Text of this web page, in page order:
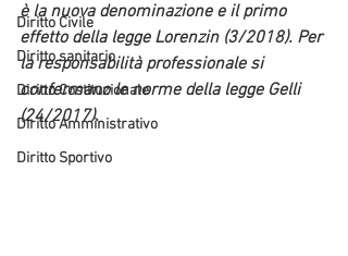
Diritto Civile
Diritto sanitario
Diritto Costituzionale
Diritto Amministrativo
Diritto Sportivo
è la nuova denominazione e il primo
effetto della legge Lorenzin (3/2018). Per
la responsabilità professionale si
confermano le norme della legge Gelli
(24/2017).